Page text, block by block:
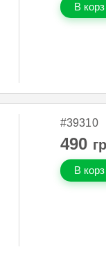
В
#39310
490
В